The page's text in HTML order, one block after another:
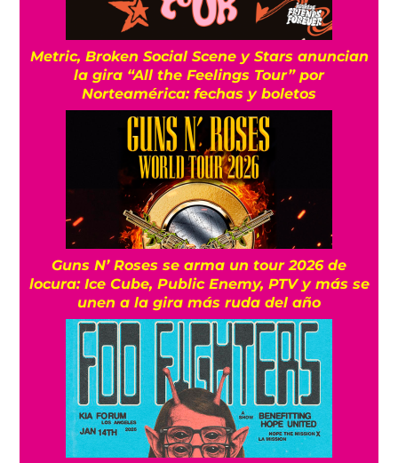
Metric, Broken Social Scene y Stars anuncian
la gira “All the Feelings Tour” por
Norteamérica: fechas y boletos
Guns N’ Roses se arma un tour 2026 de
locura: Ice Cube, Public Enemy, PTV y más se
unen a la gira más ruda del año